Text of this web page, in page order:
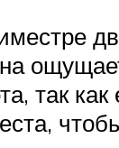
так как